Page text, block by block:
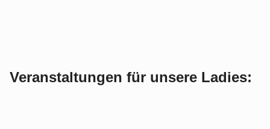
Veranstaltungen für unsere Ladies: